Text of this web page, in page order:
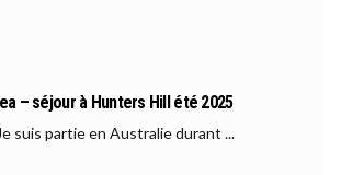
– séjour à Hunters Hill été 2025
suis partie en Australie durant ...